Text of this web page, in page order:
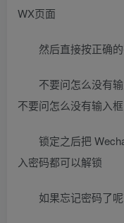
WX页面
然后直接按正确
不要问怎么没有
不要问怎么没有输入框
锁定之后把
入密码都可以解锁
如果忘记密码了